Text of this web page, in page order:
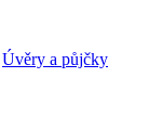
Úvěry a půjčky